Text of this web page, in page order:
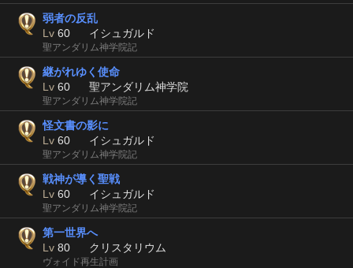
弱者の反乱
Lv 60 イシュガルド
聖アンダリム神学院記
継がれゆく使命
Lv 60 聖アンダリム神学院
聖アンダリム神学院記
怪文書の影に
Lv 60 イシュガルド
聖アンダリム神学院記
戦神が導く聖戦
Lv 60 イシュガルド
聖アンダリム神学院記
第一世界へ
Lv 80 クリスタリウム
ヴォイド再生計画